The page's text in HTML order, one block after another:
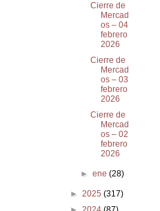
Cierre de
Mercad
os – 04
febrero
2026
Cierre de
Mercad
os – 03
febrero
2026
Cierre de
Mercad
os – 02
febrero
2026
► ene (28)
►2025(317)